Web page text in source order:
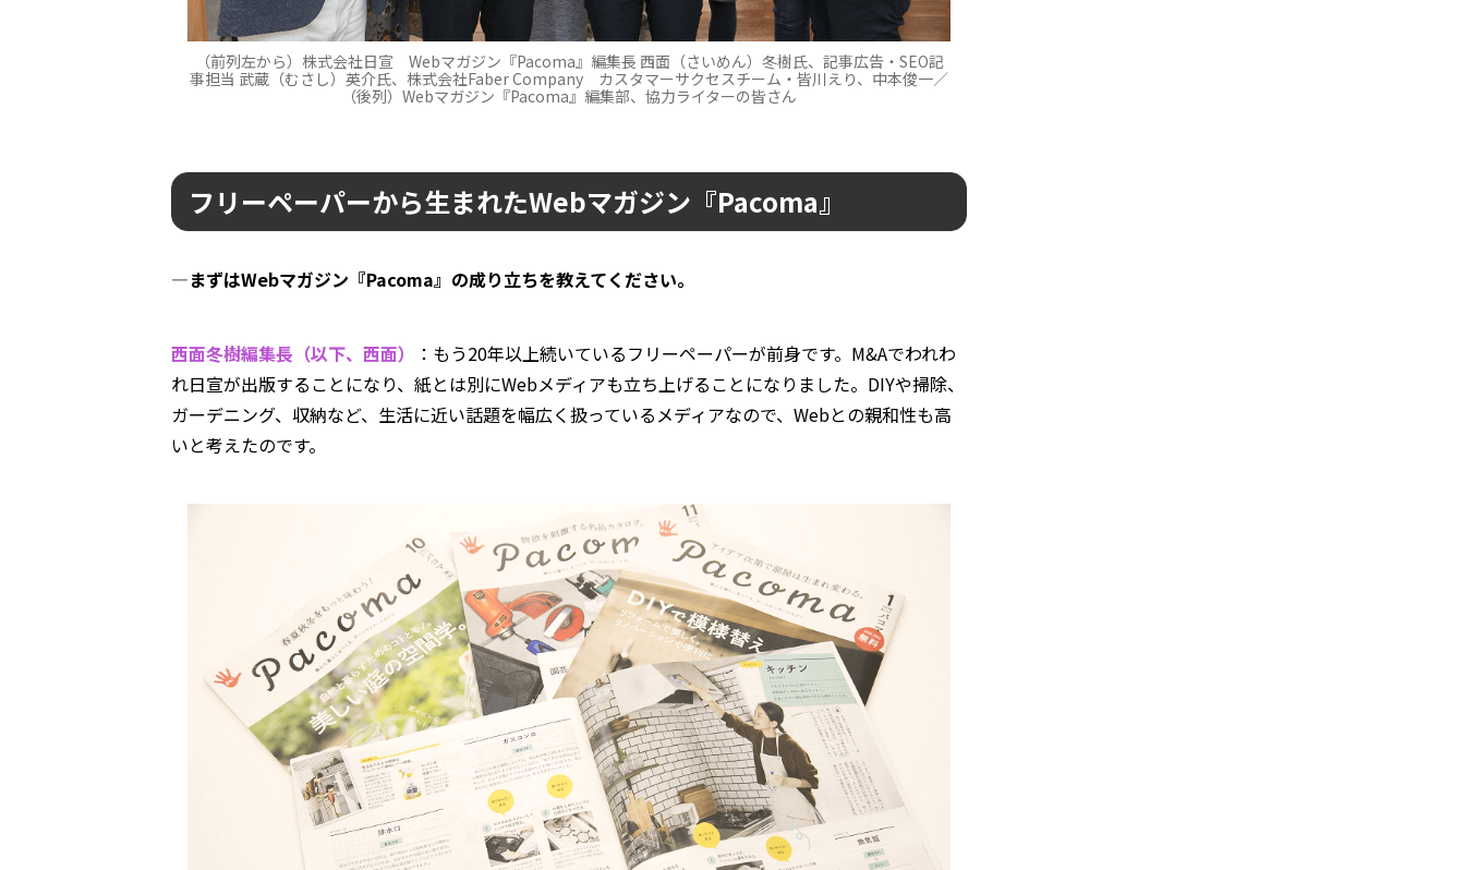
（前列左から）株式会社日宣 Webマガジン『Pacoma』編集長 西面（さいめん）冬樹氏、記事広告・SEO記
事担当 武蔵（むさし）英介氏、株式会社Faber Company カスタマーサクセスチーム・皆川えり、中本俊一／
（後列）Webマガジン『Pacoma』編集部、協力ライターの皆さん
フリーペーパーから生まれたWebマガジン『Pacoma』
―まずはWebマガジン『Pacoma』の成り立ちを教えてください。
西面冬樹編集長（以下、西面）
：もう20年以上続いているフリーペーパーが前身です。M&Aでわれわ
れ日宣が出版することになり、紙とは別にWebメディアも立ち上げることになりました。DIYや掃除、
ガーデニング、収納など、生活に近い話題を幅広く扱っているメディアなので、Webとの親和性も高
いと考えたのです。